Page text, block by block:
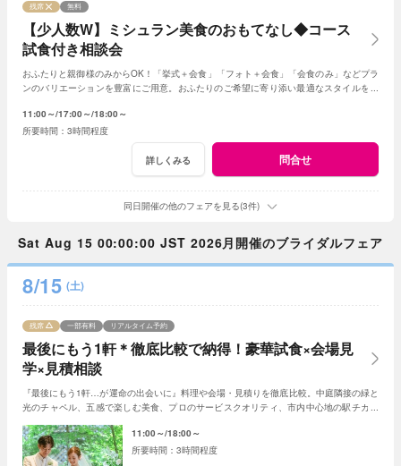
【少人数W】ミシュラン美食のおもてなし◆コース
試食付き相談会
残席 無料
おふたりと親御様のみからOK！「挙式＋会食」「フォト＋会食」「会食のみ」などプラ
ンのバリエーションを豊富にご用意。おふたりのご希望に寄り添い最適なスタイルをご
11:00～ 17:00～ 18:00～
3時間程度
詳しくみる 問合せ
同日開催の他のフェアを見る(3件)
Sat Aug 15 00:00:00 JST 2026月開催のブライダルフェア
8/15 (土)
最後にもう1軒＊徹底比較で納得！豪華試食×会場見
学×見積相談
残席 一部有料 リアルタイム予約
『最後にもう1軒…が運命の出会いに』料理や会場・見積りを徹底比較。中庭隣接の緑と
光のチャペル、五感で楽しむ美食、プロのサービスクオリティ、市内中心地の駅チカ好
11:00～ 18:00～
3時間程度